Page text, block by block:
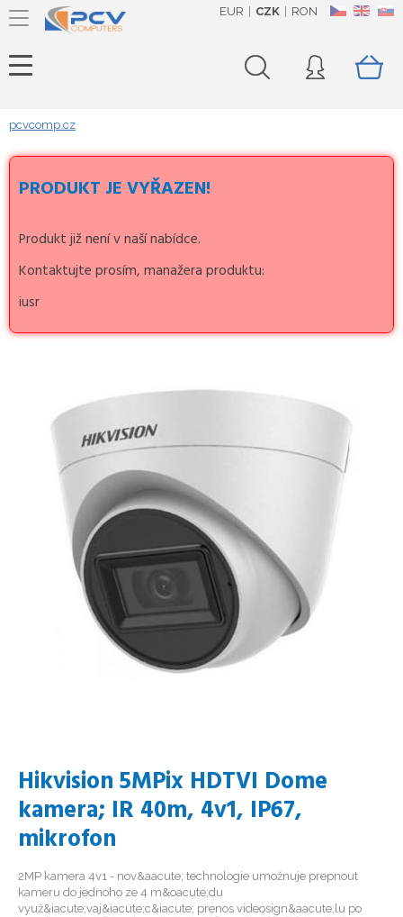
CZ EN SK
EUR CZK RON
pcvcomp.cz
PRODUKT JE VYŘAZEN!
Produkt již není v naší nabídce.
Kontaktujte prosím, manažera produktu:
iusr
Hikvision 5MPix HDTVI Dome
kamera; IR 40m, 4v1, IP67,
mikrofon
2MP kamera 4v1 - nov&aacute; technologie umožnuje prepnout
kameru do jednoho ze 4 m&oacute;du
využ&iacute;vaj&iacute;c&iacute; prenos videosign&aacute;lu po